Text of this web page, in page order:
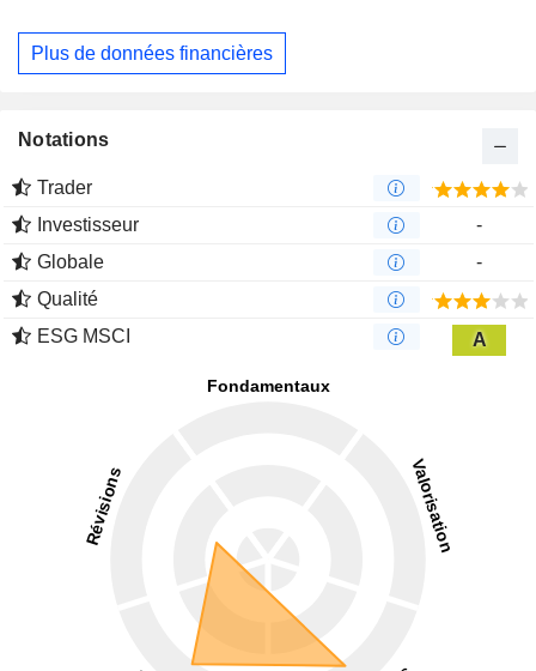
Plus de données financières
Notations
Trader
Investisseur
-
Globale
-
Qualité
ESG MSCI
A